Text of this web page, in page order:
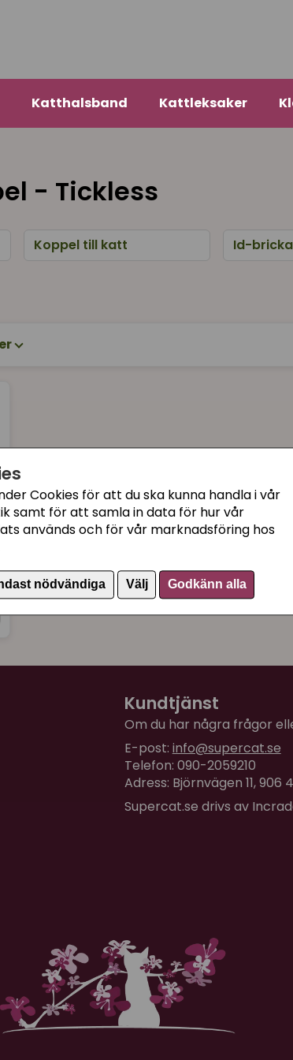
Cookies för att du ska kunna handla i vår
samt för att samla in data för hur vår
används och för vår marknadsföring hos
nödvändiga Välj Godkänn alla
Katthalsband Kattleksaker
- Tickless
Koppel till katt Id-
Kundtjänst
Om du har några frågor
E-post: info@supercat.se
Telefon: 090-2059210
Adress: Björnvägen 11, 906
Supercat.se drivs av